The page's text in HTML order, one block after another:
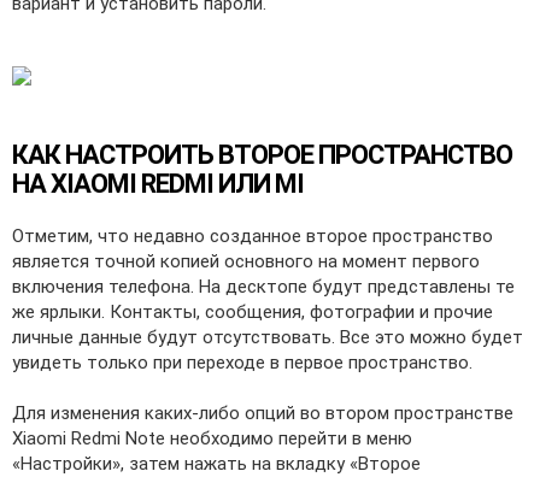
КАК НАСТРОИТЬ ВТОРОЕ ПРОСТРАНСТВО
НА XIAOMI REDMI ИЛИ MI
Отметим, что недавно созданное второе пространство
является точной копией основного на момент первого
включения телефона. На десктопе будут представлены те
же ярлыки. Контакты, сообщения, фотографии и прочие
личные данные будут отсутствовать. Все это можно будет
увидеть только при переходе в первое пространство.
Для изменения каких-либо опций во втором пространстве
Xiaomi Redmi Note необходимо перейти в меню
«Настройки», затем нажать на вкладку «Второе